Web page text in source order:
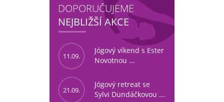
DOPORUČUJEME
NEJBLIŽŠÍ AKCE
11.09.
Jógový víkend s Ester
Novotnou ...
21.09.
Jógový retreat se
Sylvi Dundáčkovou ...